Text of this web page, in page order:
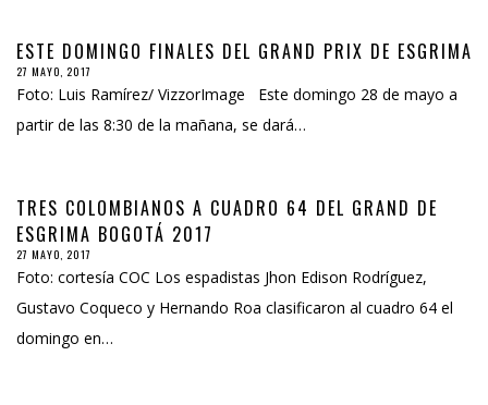
ESTE DOMINGO FINALES DEL GRAND PRIX DE ESGRIMA
27 MAYO, 2017
Foto: Luis Ramírez/ VizzorImage Este domingo 28 de mayo a
partir de las 8:30 de la mañana, se dará…
TRES COLOMBIANOS A CUADRO 64 DEL GRAND DE
ESGRIMA BOGOTÁ 2017
27 MAYO, 2017
Foto: cortesía COC Los espadistas Jhon Edison Rodríguez,
Gustavo Coqueco y Hernando Roa clasificaron al cuadro 64 el
domingo en…